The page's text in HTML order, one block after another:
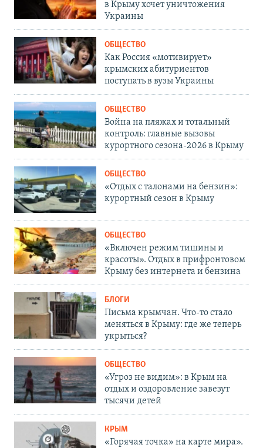
в Крыму хочет уничтожения
Украины
ОБЩЕСТВО
Как Россия «мотивирует»
крымских абитуриентов
поступать в вузы Украины
ОБЩЕСТВО
Война на пляжах и тотальный
контроль: главные вызовы
курортного сезона-2026 в Крыму
ОБЩЕСТВО
«Отдых с талонами на бензин»:
курортный сезон в Крыму
ОБЩЕСТВО
«Включен режим тишины и
красоты». Отдых в прифронтовом
Крыму без интернета и бензина
БЛОГИ
Письма крымчан. Что-то стало
меняться в Крыму: где же теперь
укрыться?
ОБЩЕСТВО
«Угроз не видим»: в Крым на
отдых и оздоровление завезут
тысячи детей
КРЫМ
«Горячая точка» на карте мира».